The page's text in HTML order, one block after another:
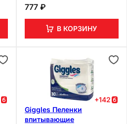
777 ₽
В КОРЗИНУ
+142
Giggles Пеленки
впитывающие